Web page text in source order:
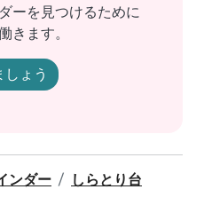
ーを見つけるために
きます。
しょう
ンダー しらとり台